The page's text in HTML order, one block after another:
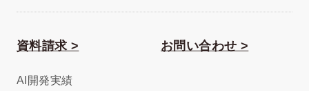
資料請求 >
AI開発実績
お問い合わせ >